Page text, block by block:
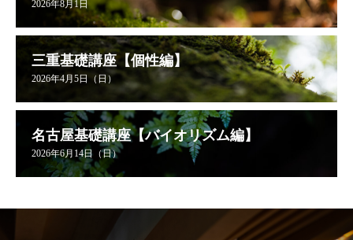
2026年8月1日
三重基礎講座【個性編】
2026年4月5日（日）
名古屋基礎講座【バイオリズム編】
2026年6月14日（日）